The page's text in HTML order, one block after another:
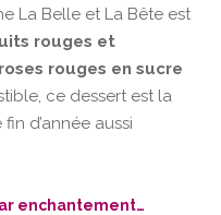
La Belle et La Bête est
rouges et
rouges en sucre
ce dessert est la
d’année aussi
enchantement…